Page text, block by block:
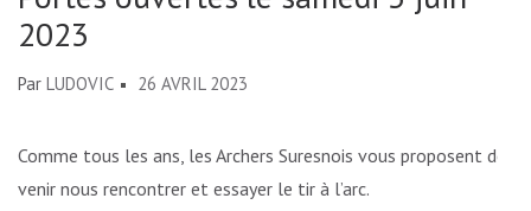
2023
Par LUDOVIC 26 AVRIL 2023
Comme tous les ans, les Archers Suresnois vous proposent de
venir nous rencontrer et essayer le tir à l’arc.